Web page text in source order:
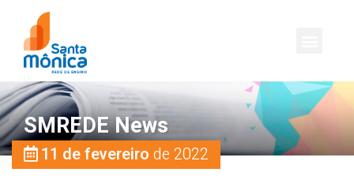
SMREDE News
11 de fevereiro de 2022